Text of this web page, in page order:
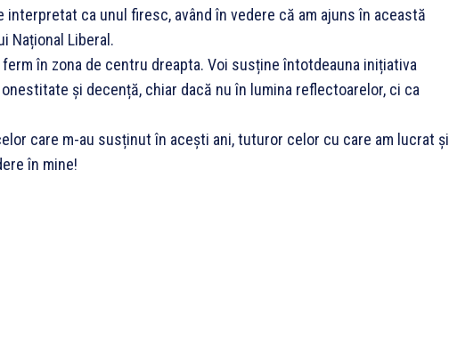
ca unul firesc, având în vedere că am ajuns în această
Național Liberal.
în zona de centru dreapta. Voi susține întotdeauna inițiativa
și decență, chiar dacă nu în lumina reflectoarelor, ci ca
care m-au susținut în acești ani, tuturor celor cu care am lucrat și
în mine!